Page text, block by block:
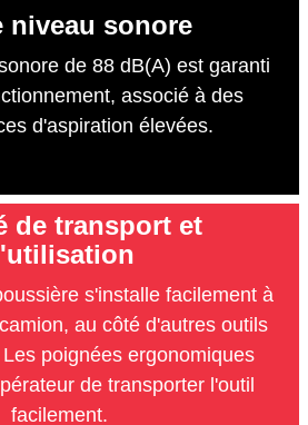
niveau sonore
de 88 dB(A) est garanti
associé à des
d'aspiration élevées.
de transport et
s'installe facilement à
au côté d'autres outils
poignées ergonomiques
de transporter l'outil
facilement.